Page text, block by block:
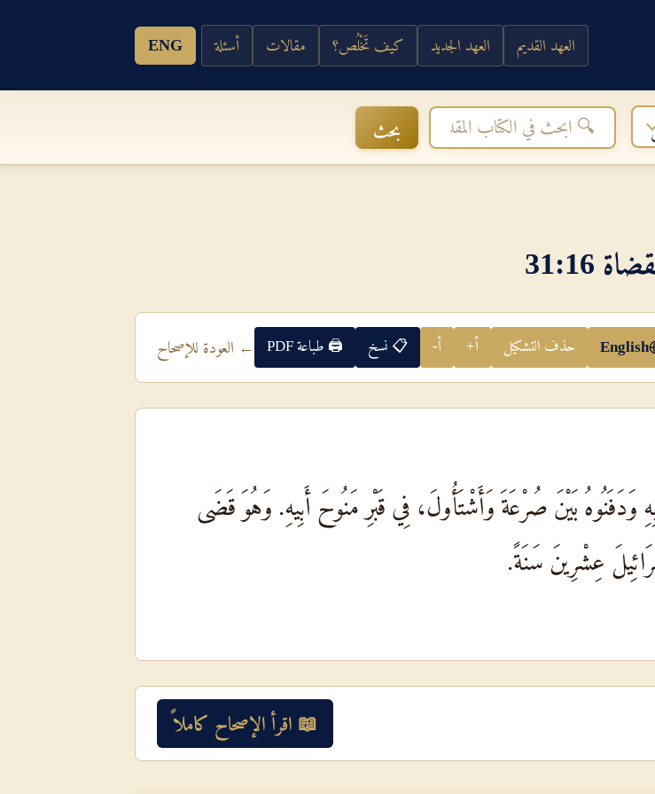
العهد القديم العهد الجديد كيف تَخْلُص؟ مقالات أسئلة ENG
بحث
16‏:‏31
English حذف التشكيل أ+ أ- 📋 نسخ 🖨 طباعة PDF ← العودة للإصحاح
وَدَفَنُوهُ بَيْنَ صُرْعَةَ وَأَشْتَأُولَ، فِي قَبْرِ مَنُوحَ أَبِيهِ. وَهُوَ قَضَى
عِشْرِينَ سَنَةً.
📖 اقرأ الإصحاح كاملاً